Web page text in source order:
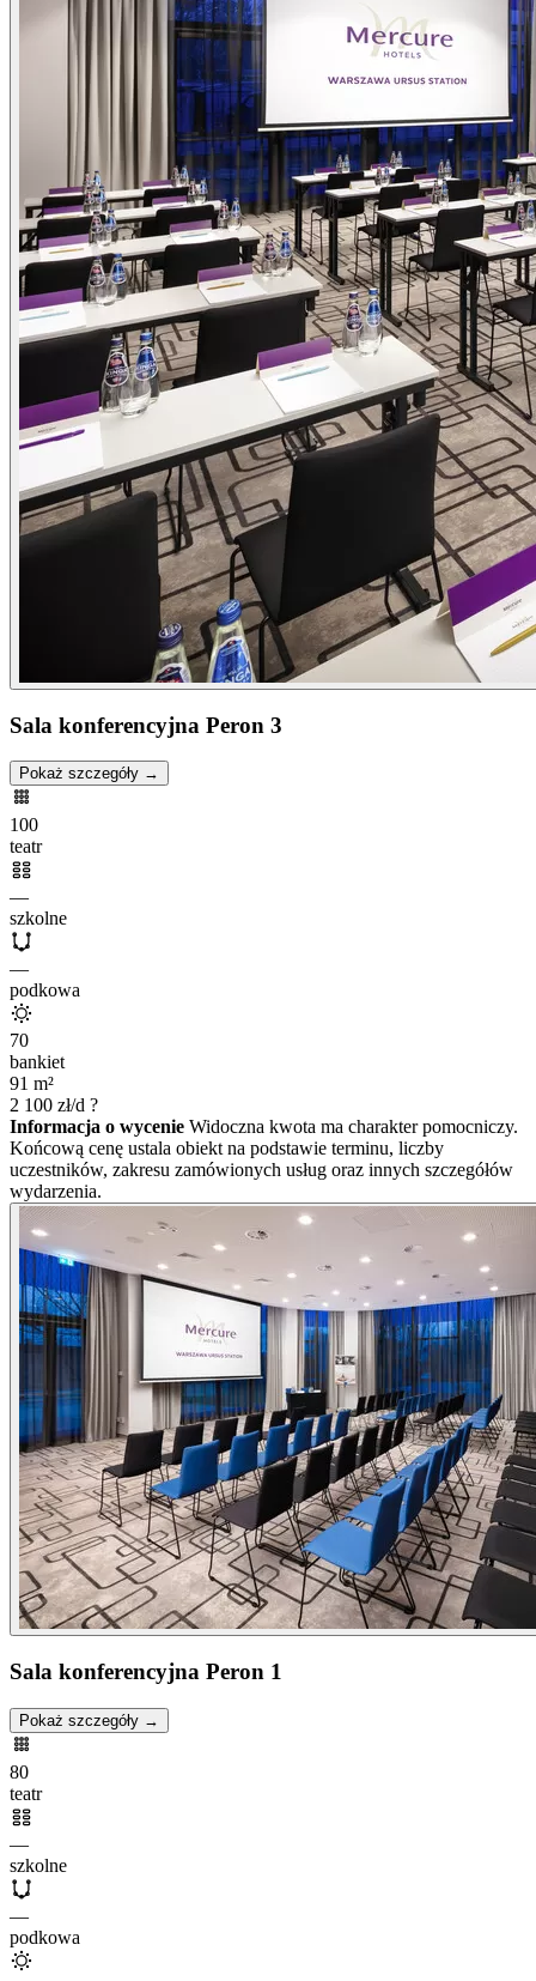
Sala konferencyjna Peron 3
Pokaż szczegóły →
100
teatr
—
szkolne
—
podkowa
70
bankiet
91 m²
2 100 zł/d ?
Informacja o wycenie Widoczna kwota ma charakter pomocniczy.
Końcową cenę ustala obiekt na podstawie terminu, liczby
uczestników, zakresu zamówionych usług oraz innych szczegółów
wydarzenia.
Sala konferencyjna Peron 1
Pokaż szczegóły →
80
teatr
—
szkolne
—
podkowa